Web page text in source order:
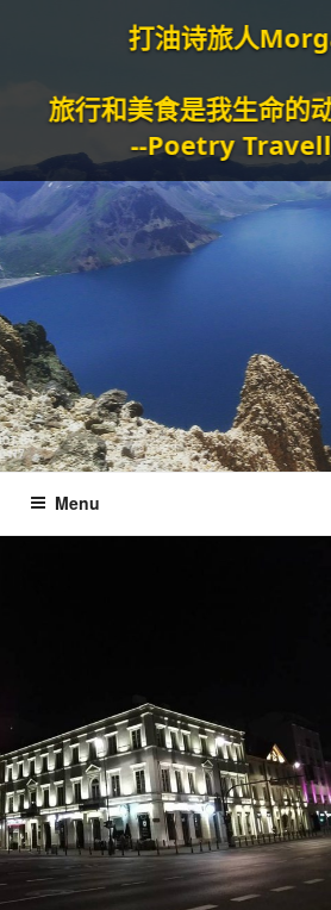
打油诗旅人Morgan
行和美食是我生命的动力泉
--Poetry Traveller
Menu